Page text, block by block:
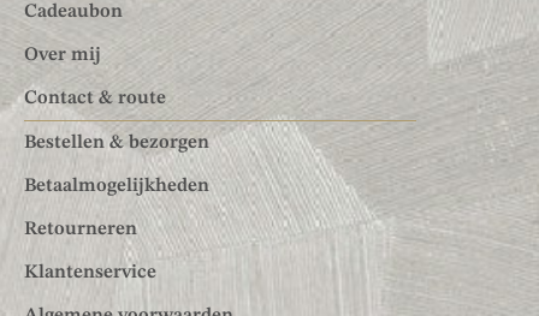
Cadeaubon
Over mij
Contact & route
Bestellen & bezorgen
Betaalmogelijkheden
Retourneren
Klantenservice